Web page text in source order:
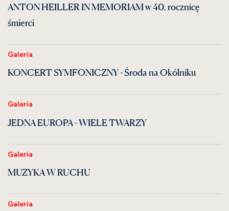
ANTON HEILLER IN MEMORIAM w 40. rocznicę
śmierci
Galeria
KONCERT SYMFONICZNY - Środa na Okólniku
Galeria
JEDNA EUROPA - WIELE TWARZY
Galeria
MUZYKA W RUCHU
Galeria